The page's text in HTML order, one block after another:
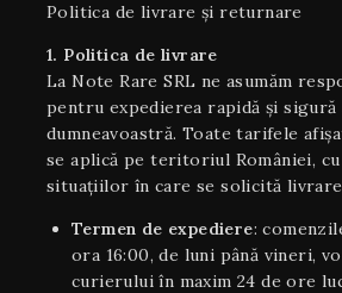
Politica de livrare și returnare
1. Politica de livrare
La Note Rare SRL ne asumăm
pentru expedierea rapidă și
dumneavoastră. Toate tarifele
se aplică pe teritoriul României,
situaţiilor în care se solicită
Termen de expediere:
ora 16:00, de luni până vineri,
curierului în maxim 24 de ore